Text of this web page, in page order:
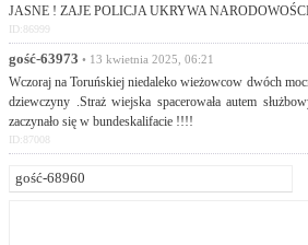
JASNE ! ZAJE POLICJA UKRYWA
ID:86999
gość-63973 • 13 kwietnia 2025, 06:21
Wczoraj na Toruńskiej niedaleko wieżowcow dwóch
dziewczyny .Straż wiejska spacerowała autem
zaczynało się w bundeskalifacie !!!!
ID:87008